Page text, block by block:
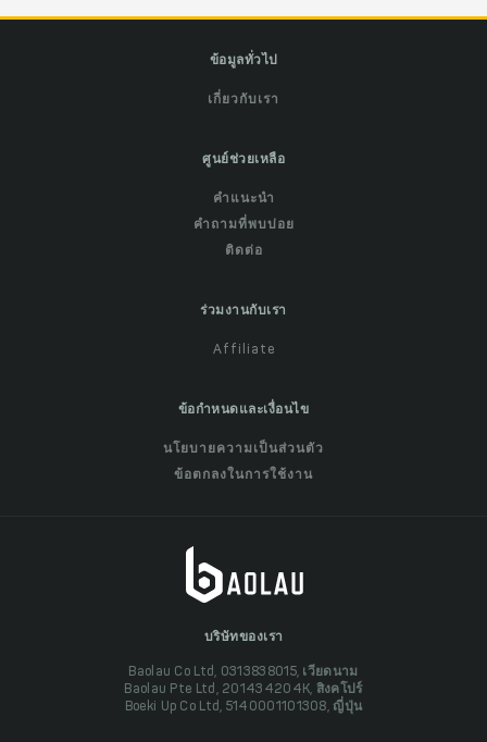
ข้อมูลทั่วไป
เกี่ยวกับเรา
ศูนย์ช่วยเหลือ
คำแนะนำ
คำถามที่พบบ่อย
ติดต่อ
ร่วมงานกับเรา
Affiliate
ข้อกำหนดและเงื่อนไข
นโยบายความเป็นส่วนตัว
ข้อตกลงในการใช้งาน
บริษัทของเรา
Baolau Co Ltd, 0313838015, เวียดนาม
Baolau Pte Ltd, 201434204K, สิงคโปร์
Boeki Up Co Ltd, 5140001101308, ญี่ปุ่น